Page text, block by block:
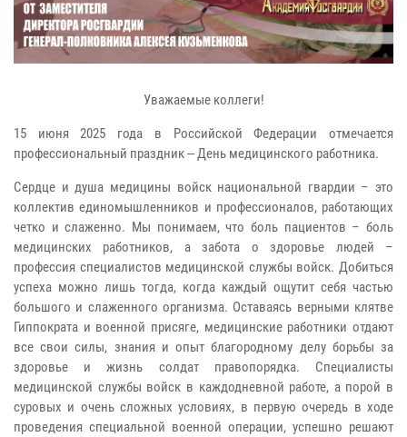
Уважаемые коллеги!
15 июня 2025 года в Российской Федерации отмечается
профессиональный праздник ‒ День медицинского работника.
Сердце и душа медицины войск национальной гвардии – это
коллектив единомышленников и профессионалов, работающих
четко и слаженно. Мы понимаем, что боль пациентов – боль
медицинских работников, а забота о здоровье людей –
профессия специалистов медицинской службы войск. Добиться
успеха можно лишь тогда, когда каждый ощутит себя частью
большого и слаженного организма. Оставаясь верными клятве
Гиппократа и военной присяге, медицинские работники отдают
все свои силы, знания и опыт благородному делу борьбы за
здоровье и жизнь солдат правопорядка. Специалисты
медицинской службы войск в каждодневной работе, а порой в
суровых и очень сложных условиях, в первую очередь в ходе
проведения специальной военной операции, успешно решают